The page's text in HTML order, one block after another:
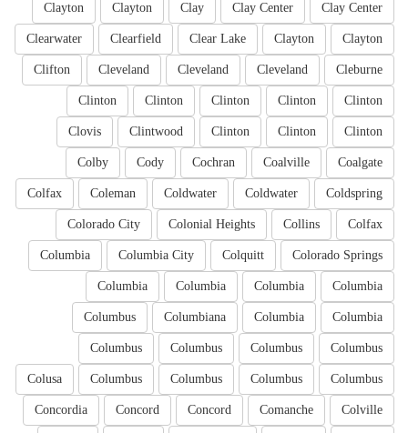
Clay Center
Clay Center
Clay
Clayton
Clayton
Clayton
Clayton
Clear Lake
Clearfield
Clearwater
Cleburne
Cleveland
Cleveland
Cleveland
Clifton
Clinton
Clinton
Clinton
Clinton
Clinton
Clinton
Clinton
Clinton
Clintwood
Clovis
Coalgate
Coalville
Cochran
Cody
Colby
Coldspring
Coldwater
Coldwater
Coleman
Colfax
Colfax
Collins
Colonial Heights
Colorado City
Colorado Springs
Colquitt
Columbia City
Columbia
Columbia
Columbia
Columbia
Columbia
Columbia
Columbia
Columbiana
Columbus
Columbus
Columbus
Columbus
Columbus
Columbus
Columbus
Columbus
Columbus
Colusa
Colville
Comanche
Concord
Concord
Concordia